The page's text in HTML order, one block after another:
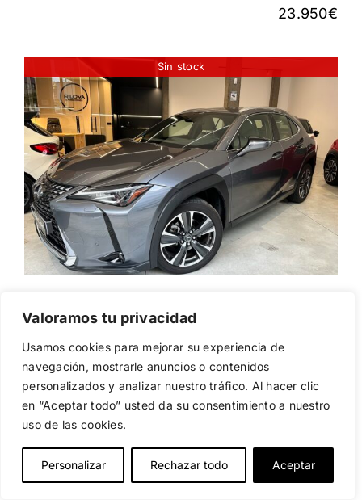
Valoramos tu privacidad
Usamos cookies para mejorar su experiencia de
navegación, mostrarle anuncios o contenidos
personalizados y analizar nuestro tráfico. Al hacer clic
en “Aceptar todo” usted da su consentimiento a nuestro
uso de las cookies.
Personalizar Rechazar todo Aceptar
23.950€
Sin stock
LEXUS UX 250H
24.950€
LEXUS UX 250H
Precio:
24.950€